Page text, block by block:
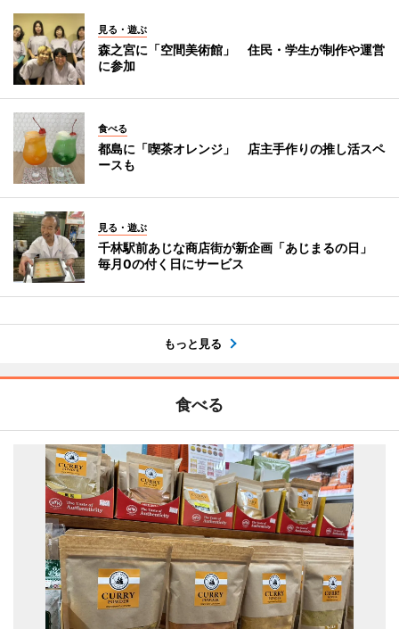
見る・遊ぶ
森之宮に「空間美術館」 住民・学生が制作や運営
に参加
食べる
都島に「喫茶オレンジ」 店主手作りの推し活スペ
ースも
見る・遊ぶ
千林駅前あじな商店街が新企画「あじまるの日」
毎月0の付く日にサービス
もっと見る
食べる